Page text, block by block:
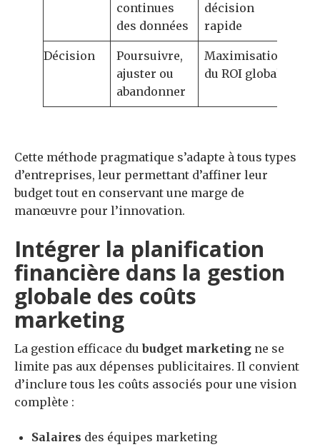
continues
des données
décision
rapide
Décision
Poursuivre,
ajuster ou
abandonner
Maximisation
du ROI global
Cette méthode pragmatique s’adapte à tous types
d’entreprises, leur permettant d’affiner leur
budget tout en conservant une marge de
manœuvre pour l’innovation.
Intégrer la planification
financière dans la gestion
globale des coûts
marketing
La gestion efficace dubudget marketing ne se
limite pas aux dépenses publicitaires. Il convient
d’inclure tous les coûts associés pour une vision
complète :
Salaires des équipes marketing